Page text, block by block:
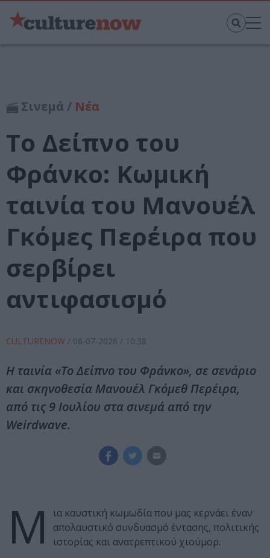
Σινεμά / Νέα
Το Δείπνο του
Φράνκο: Κωμική
ταινία του Μανουέλ
Γκόμες Περέιρα που
σερβίρει
αντιφασισμό
CULTURENOW / 06-07-2026 / 10:38
Η ταινία «Το Δείπνο του Φράνκο», σε σενάριο
και σκηνοθεσία Μανουέλ Γκόμεθ Περέιρα,
από τις 9 Ιουλίου στα σινεμά από την
Weirdwave.
Μ
ια καυστική κωμωδία που μας κερνάει έναν
απολαυστικό συνδυασμό έντασης, πολιτικής
ιστορίας και ανατρεπτικού χιούμορ.